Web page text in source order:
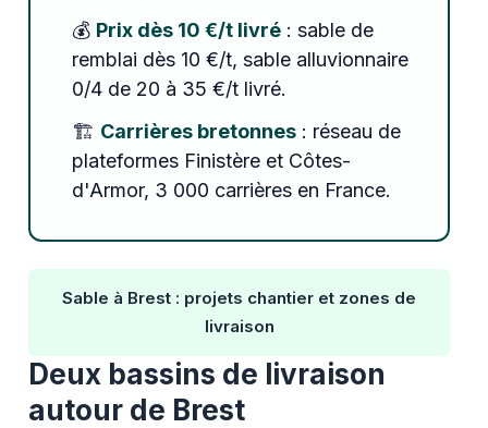
💰 Prix dès 10 €/t livré: sable de
remblai dès 10 €/t, sable alluvionnaire
0/4 de 20 à 35 €/t livré.
🏗️ Carrières bretonnes: réseau de
plateformes Finistère et Côtes-
d'Armor, 3 000 carrières en France.
Sable à Brest : projets chantier et zones de
livraison
Deux bassins de livraison
autour de Brest